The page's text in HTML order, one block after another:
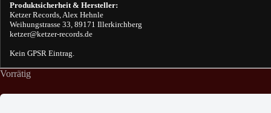
Produktsicherheit & Hersteller:
Ketzer Records, Alex Hehnle
Weihungstrasse 33, 89171 Illerkirchberg
ketzer@ketzer-records.de
Kein GPSR Eintrag.
Vorrätig